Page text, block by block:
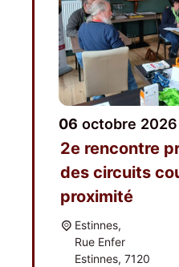
06 octobre 2026
2e ren­contre
des cir­cuits
proximité
Estinnes,
Rue Enfer
Estinnes, 7120